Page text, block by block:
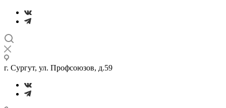
г. Сургут, ул. Профсоюзов, д.59